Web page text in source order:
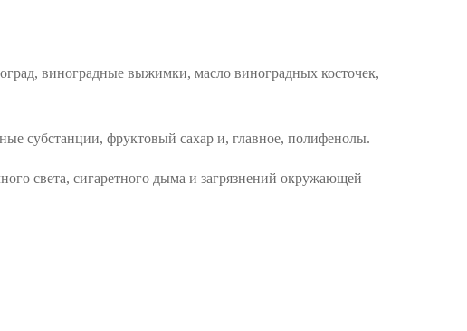
виноградные выжимки, масло виноградных косточек,
субстанции, фруктовый сахар и, главное, полифенолы.
света, сигаретного дыма и загрязнений окружающей